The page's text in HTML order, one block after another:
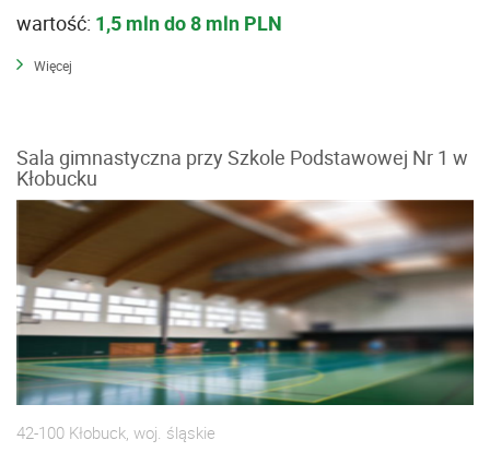
wartość: 1,5 mln do 8 mln PLN
Więcej
Sala gimnastyczna przy Szkole Podstawowej Nr 1 w
Kłobucku
42-100 Kłobuck, woj. śląskie